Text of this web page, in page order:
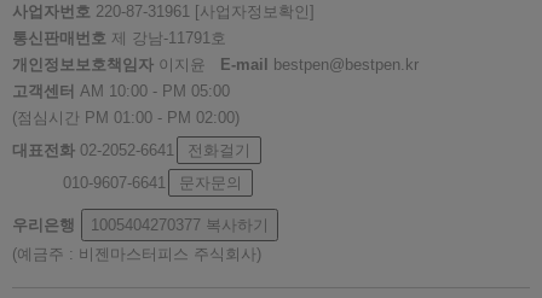
사업자번호 220-87-31961
[사업자정보확인]
통신판매번호 제 강남-11791호
개인정보보호책임자 이지윤 E-mail
bestpen@bestpen.kr
고객센터 AM 10:00 - PM 05:00
(점심시간 PM 01:00 - PM 02:00)
대표전화 02-2052-6641
전화걸기
010-9607-6641
문자문의
우리은행 1005404270377 복사하기
(예금주 : 비젠마스터피스 주식회사)